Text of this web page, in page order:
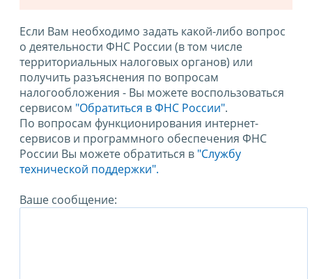
Если Вам необходимо задать какой-либо вопрос
о деятельности ФНС России (в том числе
территориальных налоговых органов) или
получить разъяснения по вопросам
налогообложения - Вы можете воспользоваться
сервисом "Обратиться в ФНС России".
По вопросам функционирования интернет-
сервисов и программного обеспечения ФНС
России Вы можете обратиться в "Службу
технической поддержки".
Ваше сообщение: